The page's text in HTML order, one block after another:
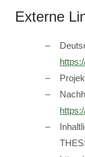
Externe